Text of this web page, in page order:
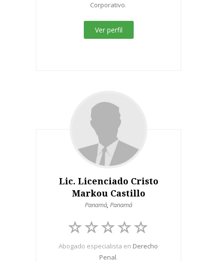
Corporativo.
Ver perfil
Lic. Licenciado Cristo
Markou Castillo
Panamá, Panamá
Abogado especialista en Derecho
Penal.